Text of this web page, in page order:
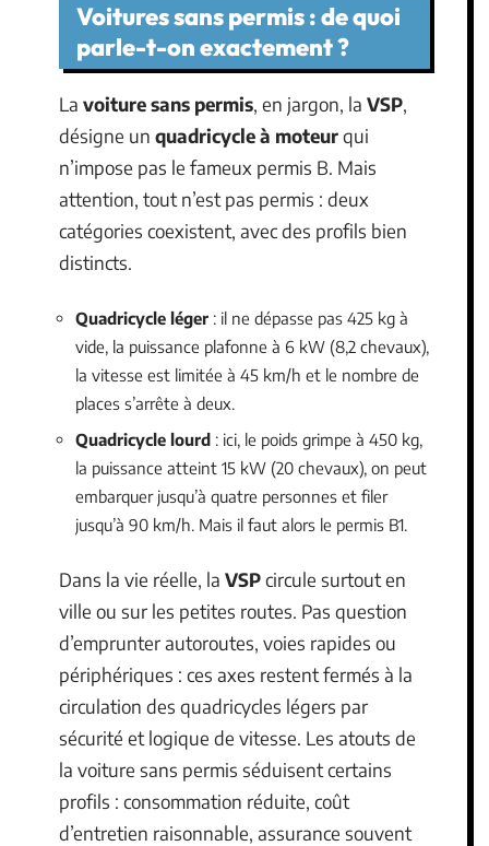
Voitures sans permis : de quoi
parle-t-on exactement ?
La voiture sans permis, en jargon, la VSP,
désigne un quadricycle à moteurqui
n’impose pas le fameux permis B. Mais
attention, tout n’est pas permis : deux
catégories coexistent, avec des profils bien
distincts.
Quadricycle léger : il ne dépasse pas 425 kg à
vide, la puissance plafonne à 6 kW (8,2 chevaux),
la vitesse est limitée à 45 km/h et le nombre de
places s’arrête à deux.
Quadricycle lourd : ici, le poids grimpe à 450 kg,
la puissance atteint 15 kW (20 chevaux), on peut
embarquer jusqu’à quatre personnes et filer
jusqu’à 90 km/h. Mais il faut alors le permis B1.
Dans la vie réelle, la VSPcircule surtout en
ville ou sur les petites routes. Pas question
d’emprunter autoroutes, voies rapides ou
périphériques : ces axes restent fermés à la
circulation des quadricycles légers par
sécurité et logique de vitesse. Les atouts de
la voiture sans permis séduisent certains
profils : consommation réduite, coût
d’entretien raisonnable, assurance souvent